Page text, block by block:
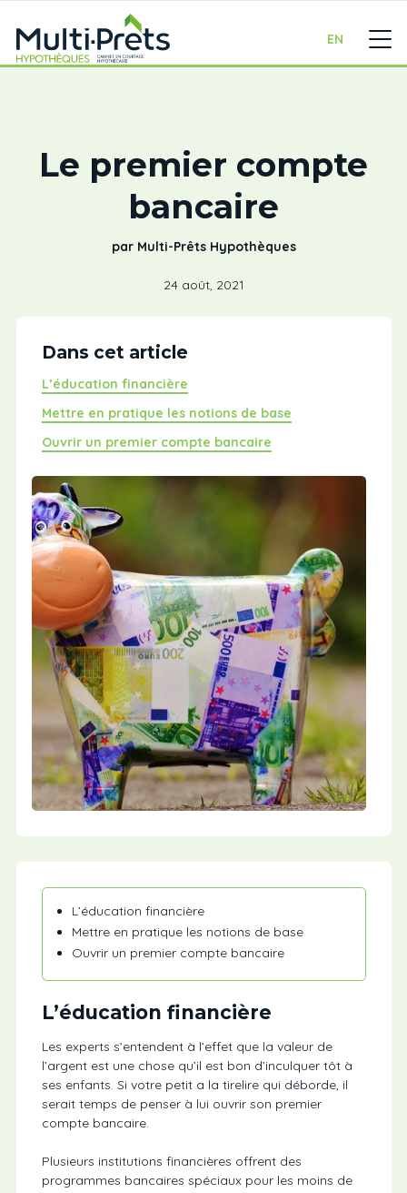
EN
Le premier compte
bancaire
par Multi-Prêts Hypothèques
24 août, 2021
Dans cet article
L’éducation financière
Mettre en pratique les notions de base
Ouvrir un premier compte bancaire
L’éducation financière
Mettre en pratique les notions de base
Ouvrir un premier compte bancaire
L’éducation financière
Les experts s’entendent à l’effet que la valeur de
l’argent est une chose qu’il est bon d’inculquer tôt à
ses enfants. Si votre petit a la tirelire qui déborde, il
serait temps de penser à lui ouvrir son premier
compte bancaire.
Plusieurs institutions financières offrent des
programmes bancaires spéciaux pour les moins de